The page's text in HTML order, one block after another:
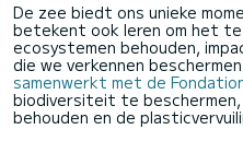
De zee biedt ons unieke
betekent ook leren om het
ecosystemen behouden,
die we verkennen
samenwerkt met de
biodiversiteit te
behouden en de